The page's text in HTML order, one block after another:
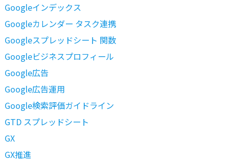
Googleインデックス
Googleカレンダー タスク連携
Googleスプレッドシート 関数
Googleビジネスプロフィール
Google広告
Google広告運用
Google検索評価ガイドライン
GTD スプレッドシート
GX
GX推進